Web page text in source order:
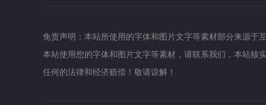
免责声明：本站所使用的字体和图片文字等素材部分来源
本站使用您的字体和图片文字等素材，请联系我们，本站
任何的法律和经济赔偿！敬请谅解！